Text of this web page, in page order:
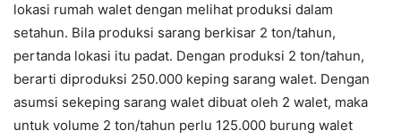
lokasi rumah walet dengan melihat produksi dalam
setahun. Bila produksi sarang berkisar 2 ton/tahun,
pertanda lokasi itu padat. Dengan produksi 2 ton/tahun,
berarti diproduksi 250.000 keping sarang walet. Dengan
asumsi sekeping sarang walet dibuat oleh 2 walet, maka
untuk volume 2 ton/tahun perlu 125.000 burung walet